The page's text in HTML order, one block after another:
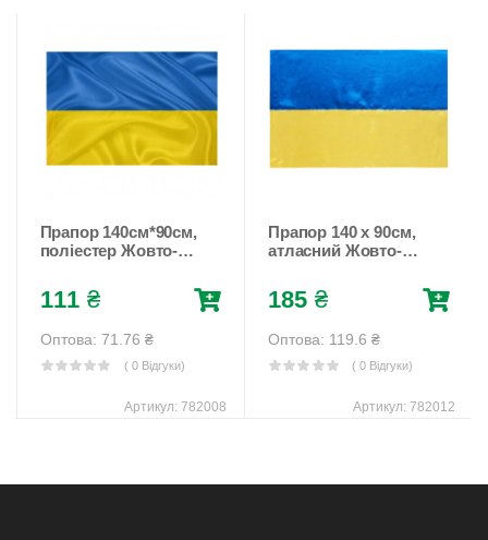
Прапор 140см*90см,
поліестер Жовто-
(782008)
111 ₴
Оптова: 71.76 ₴
( 0 Відгуки)
Артикул: 782008
Прапор 140 х 90см,
атласний Жовто-
(782012)
185 ₴
Оптова: 119.6 ₴
( 0 Відгуки)
Артикул: 782012